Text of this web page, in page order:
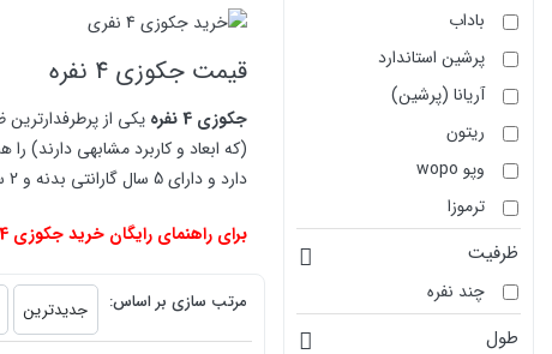
باداب
پرشین استاندارد
آریانا (پرشین)
ریتون
وپو wopo
ترموزا
ظرفیت
چند نفره
طول
قیمت جکوزی 4 نفره
جکوزی 4 نفره یکی از
دارد و دارای 5 سال گارانتی بدنه و 2 سال گارانتی لوازم برقی و موتور هستند.
برای راهنمای رایگان خرید جکوزی 4 نفره با شماره
products.productlist
مرتب سازی بر اساس: جدیدترین